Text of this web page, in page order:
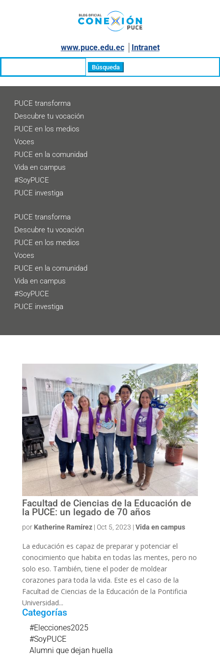
www.puce.edu.ec│ Intranet
PUCE transforma
Descubre tu vocación
PUCE en los medios
Voces
PUCE en la comunidad
Vida en campus
#SoyPUCE
PUCE investiga
PUCE transforma
Descubre tu vocación
PUCE en los medios
Voces
PUCE en la comunidad
Vida en campus
#SoyPUCE
PUCE investiga
Facultad de Ciencias de la Educación de
la PUCE: un legado de 70 años
por Katherine Ramírez| Oct 5, 2023 | Vida en campus
La educación es capaz de preparar y potenciar el
conocimiento que habita en todas las mentes, pero no
solo eso. También, tiene el poder de moldear
corazones para toda la vida. Este es el caso de la
Facultad de Ciencias de la Educación de la Pontificia
Universidad...
Categorías
#Elecciones2025
#SoyPUCE
Alumni que dejan huella